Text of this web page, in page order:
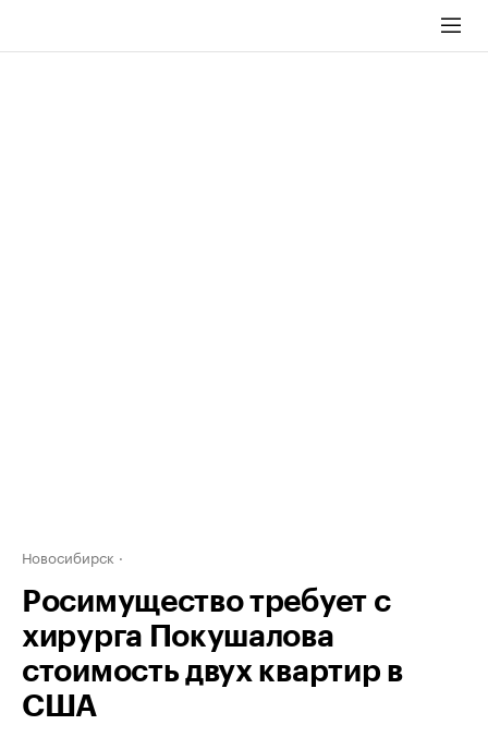
Новосибирск
Росимущество требует с
хирурга Покушалова
стоимость двух квартир в
США